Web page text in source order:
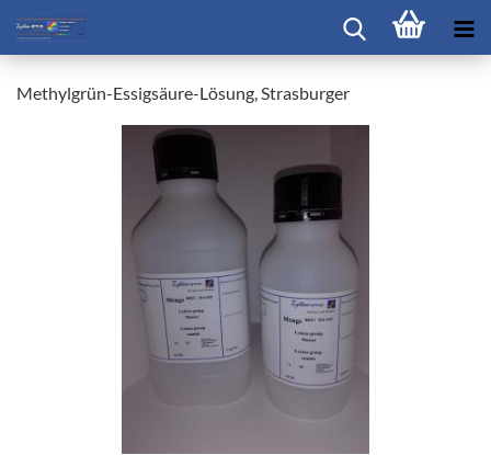
Methylgrün-Essigsäure-Lösung, Strasburger